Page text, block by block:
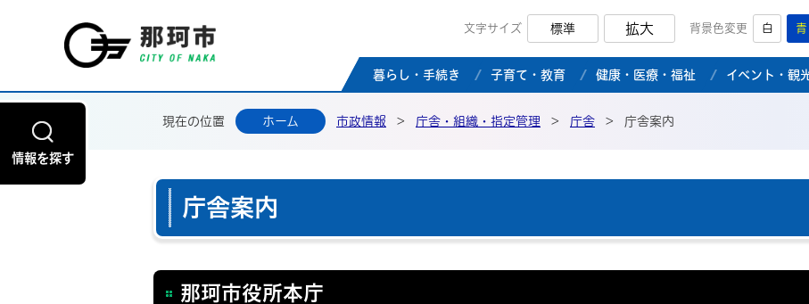
那珂市公式ホームページ
文字サイズ 標準 拡大 背景色変更 白 青
暮らし・手続き 子育て・教育 健康・医療・福祉 イベント・観
情報を探す
現在の位置 ホーム 市政情報 > 庁舎・組織・指定管理 > 庁舎 > 庁舎案内
庁舎案内
那珂市役所本庁